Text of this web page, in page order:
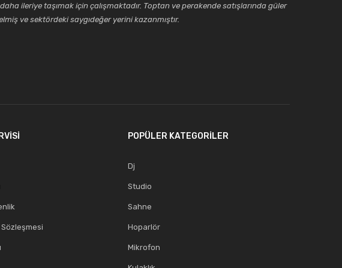
ileriye taşımak için çalışmaktadır. Toptan ve perakende satışlarında güler
ve sektördeki saygıdeğer yerini kazanmıştır.
POPÜLER KATEGORİLER
Dj
Studio
Sahne
Hoparlör
Mikrofon